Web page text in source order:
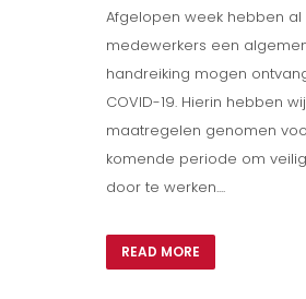
Afgelopen week hebben al
medewerkers een
handreiking mogen
COVID-19. Hierin hebben
maatregelen genomen
komende periode om
door te werken....
READ MORE